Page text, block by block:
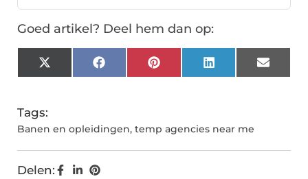
Goed artikel? Deel hem dan op:
X
(Twitter)
FacebookPinterestLinkedInEmail
Tags:
Banen en opleidingen, temp agencies near me
Delen: